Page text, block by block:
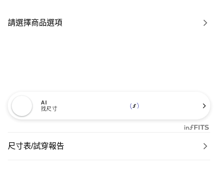
請選擇商品選項
AI
找尺寸
尺寸表/試穿報告